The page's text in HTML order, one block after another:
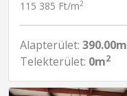
115 385 Ft/m2
Alapterület: 390.00m
Telekterület: 0m2